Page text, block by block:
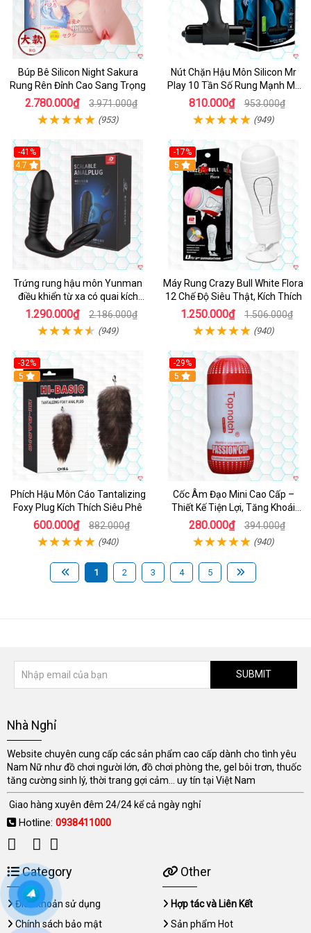
Búp Bê Silicon Night Sakura
Rung Rên Đỉnh Cao Sang Trọng
2.780.000₫ 3.971.000₫
(953)
Nút Chặn Hậu Môn Silicon Mr
Play 10 Tần Số Rung Mạnh Mẽ
Kích Thích
810.000₫ 953.000₫
(949)
-41%
Hot
4.7
Trứng rung hậu môn Yunman
điều khiển từ xa có quai kích
thích
1.290.000₫ 2.186.000₫
(949)
-17%
5
Máy Rung Crazy Bull White Flora
12 Chế Độ Siêu Thật, Kích Thích
1.250.000₫ 1.506.000₫
(940)
-32%
Hot
5
Phích Hậu Môn Cáo Tantalizing
Foxy Plug Kích Thích Siêu Phê
600.000₫ 882.000₫
(940)
-29%
5
Cốc Âm Đạo Mini Cao Cấp –
Thiết Kế Tiện Lợi, Tăng Khoái
Cảm
280.000₫ 394.000₫
(940)
1 2 3 4 5
SUBMIT
Nhà Nghỉ
Website chuyên cung cấp các sản phẩm cao cấp dành cho tình yêu
Nam Nữ như đồ chơi người lớn, đồ chơi phòng the, gel bôi trơn, thuốc
tăng cường sinh lý, thời trang gợi cảm... uy tín tại Việt Nam
Giao hàng xuyên đêm 24/24 kể cả ngày nghỉ
Hotline: 0938411000
Category
Điều khoản sử dụng
Chính sách bảo mật
Other
Hợp tác và Liên Kết
Sản phẩm Hot